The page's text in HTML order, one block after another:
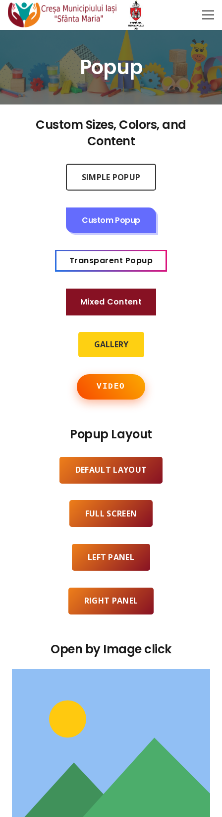
Popup
Custom Sizes, Colors, and
Content
SIMPLE POPUP
Custom Popup
Transparent Popup
Mixed Content
GALLERY
VIDEO
Popup Layout
DEFAULT LAYOUT
FULL SCREEN
LEFT PANEL
RIGHT PANEL
Open by Image click